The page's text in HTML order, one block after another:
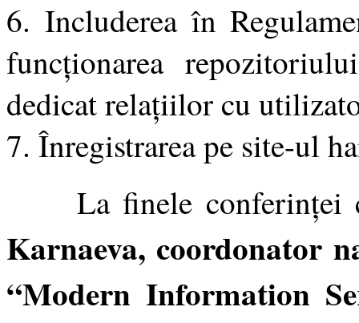
6. Includerea în
funcționarea
dedicat relațiilor cu
7. Înregistrarea pe site-ul
La finele conferinței
Karnaeva, coordonator
“Modern Information